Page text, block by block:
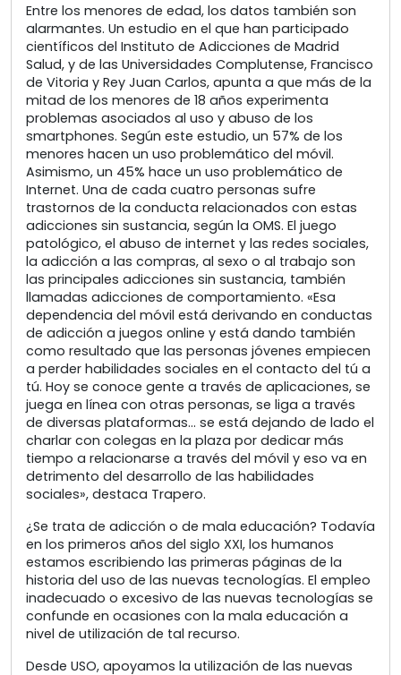
Entre los menores de edad, los datos también son
alarmantes. Un estudio en el que han participado
científicos del Instituto de Adicciones de Madrid
Salud, y de las Universidades Complutense, Francisco
de Vitoria y Rey Juan Carlos, apunta a que más de la
mitad de los menores de 18 años experimenta
problemas asociados al uso y abuso de los
smartphones. Según este estudio, un 57% de los
menores hacen un uso problemático del móvil.
Asimismo, un 45% hace un uso problemático de
Internet. Una de cada cuatro personas sufre
trastornos de la conducta relacionados con estas
adicciones sin sustancia, según la OMS. El juego
patológico, el abuso de internet y las redes sociales,
la adicción a las compras, al sexo o al trabajo son
las principales adicciones sin sustancia, también
llamadas adicciones de comportamiento. «Esa
dependencia del móvil está derivando en conductas
de adicción a juegos online y está dando también
como resultado que las personas jóvenes empiecen
a perder habilidades sociales en el contacto del tú a
tú. Hoy se conoce gente a través de aplicaciones, se
juega en línea con otras personas, se liga a través
de diversas plataformas… se está dejando de lado el
charlar con colegas en la plaza por dedicar más
tiempo a relacionarse a través del móvil y eso va en
detrimento del desarrollo de las habilidades
sociales», destaca Trapero.
¿Se trata de adicción o de mala educación? Todavía
en los primeros años del siglo XXI, los humanos
estamos escribiendo las primeras páginas de la
historia del uso de las nuevas tecnologías. El empleo
inadecuado o excesivo de las nuevas tecnologías se
confunde en ocasiones con la mala educación a
nivel de utilización de tal recurso.
Desde USO, apoyamos la utilización de las nuevas